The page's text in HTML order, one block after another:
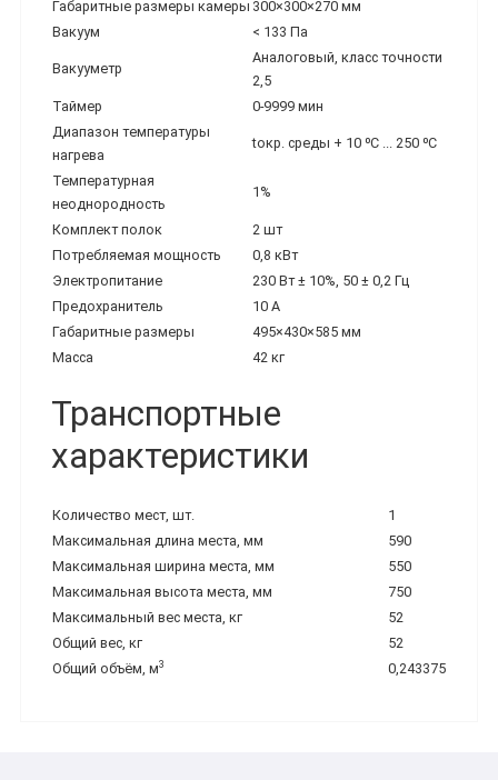
Габаритные размеры камеры 300×300×270 мм
Вакуум
< 133 Па
Вакууметр
Аналоговый, класс точности
2,5
Таймер
0-9999 мин
Диапазон температуры
нагрева
tокр. среды + 10 ⁰С ... 250 ⁰С
Температурная
неоднородность
1%
Комплект полок
2 шт
Потребляемая мощность
0,8 кВт
Электропитание
230 Вт ± 10%, 50 ± 0,2 Гц
Предохранитель
10 А
Габаритные размеры
495×430×585 мм
Масса
42 кг
Транспортные
характеристики
Количество мест, шт.
1
Максимальная длина места, мм
590
Максимальная ширина места, мм
550
Максимальная высота места, мм
750
Максимальный вес места, кг
52
Общий вес, кг
52
Общий объём, м3 0,243375